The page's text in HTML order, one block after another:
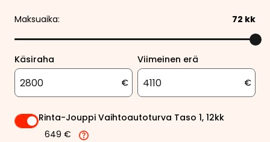
Maksuaika: 72 kk
Käsiraha
€
Viimeinen erä
€
Rinta-Jouppi Vaihtoautoturva Taso 1, 12kk
649 €